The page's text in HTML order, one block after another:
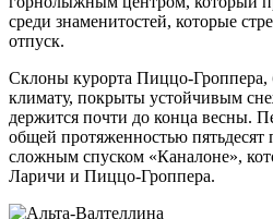
среди знаменитостей, которые
отпуск.
Склоны курорта Пиццо-Гроппера,
климату, покрыты устойчивым
держится почти до конца весны.
общей протяженностью пятьдесят
сложным спуском «Каналоне»,
Ларичи и Пиццо-Гроппера.